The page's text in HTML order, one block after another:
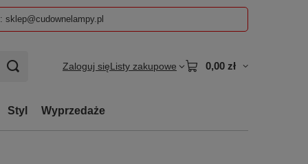
Zaloguj sięListy zakupowe 0,00 zł
Styl Wyprzedaże